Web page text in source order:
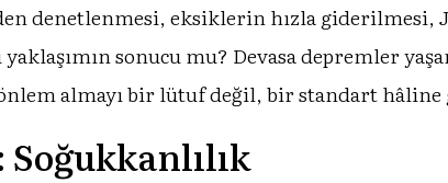
denetlenmesi, eksiklerin hızla giderilmesi,
sonucu mu? Devasa depremler
almayı bir lütuf değil, bir standart